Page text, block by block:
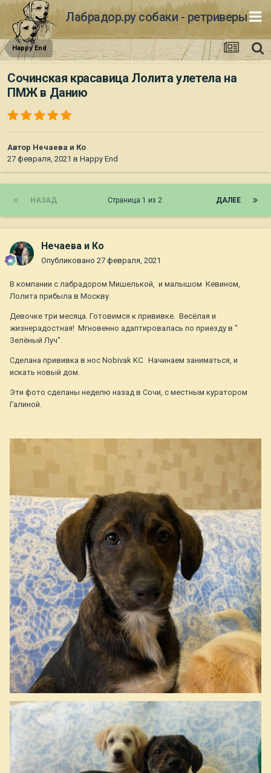
Лабрадор.ру собаки - ретриверы
Happy End
Сочинская красавица Лолита улетела на
ПМЖ в Данию
Автор Нечаева и Ко
27 февраля, 2021 в Happy End
НАЗАД ДАЛЕЕ
Страница 1 из 2
Нечаева и Ко
Опубликовано 27 февраля, 2021
В компании с лабрадором Мишелькой, и малышом Кевином,
Лолита прибыла в Москву.
Девочке три месяца. Готовимся к прививке. Весёлая и
жизнерадостная! Мгновенно адаптировалась по приезду в "
Зелёный Луч".
Сделана прививка в нос Nobivak KC. Начинаем заниматься, и
искать новый дом.
Эти фото сделаны неделю назад в Сочи, с местным куратором
Галиной.